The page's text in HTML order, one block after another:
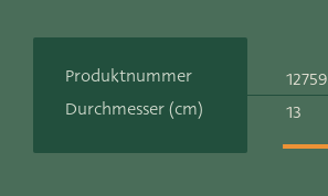
Kontakt
Leemolen 70
2678 MH De Lier
Produktnummer
Durchmesser (cm)
12759
13